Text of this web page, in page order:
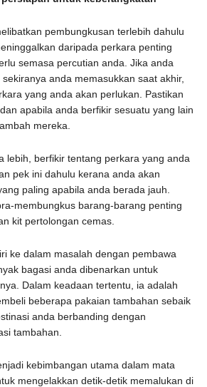
pembungkusan terlebih dahulu
daripada perkara penting
semasa percutian anda. Jika anda
anda memasukkan saat akhir,
yang anda akan perlukan. Pastikan
apabila anda berfikir sesuatu yang lain
mereka.
lebih, berfikir tentang perkara yang anda
pek ini dahulu kerana anda akan
paling apabila anda berada jauh.
membungkus barang-barang penting
kit pertolongan cemas.
ke dalam masalah dengan pembawa
bagasi anda dibenarkan untuk
Dalam keadaan tertentu, ia adalah
beberapa pakaian tambahan sebaik
anda berbanding dengan
tambahan.
kebimbangan utama dalam mata
mengelakkan detik-detik memalukan di